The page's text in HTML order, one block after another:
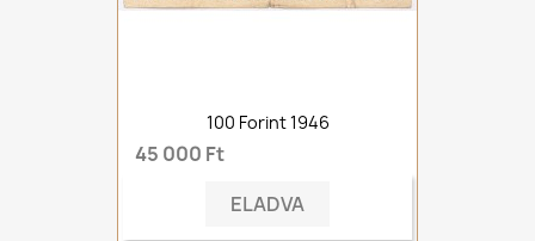
100 Forint 1946
45 000 Ft
ELADVA